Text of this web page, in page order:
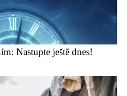
Nastupte ještě dnes!